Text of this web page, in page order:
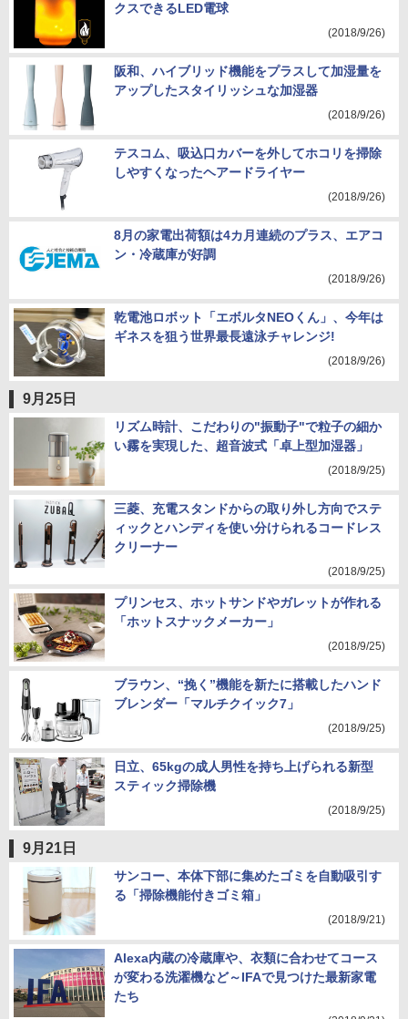
クスできるLED電球
(2018/9/26)
阪和、ハイブリッド機能をプラスして加湿量を
アップしたスタイリッシュな加湿器
(2018/9/26)
テスコム、吸込口カバーを外してホコリを掃除
しやすくなったヘアードライヤー
(2018/9/26)
8月の家電出荷額は4カ月連続のプラス、エアコ
ン・冷蔵庫が好調
(2018/9/26)
乾電池ロボット「エボルタNEOくん」、今年は
ギネスを狙う世界最長遠泳チャレンジ!
(2018/9/26)
9月25日
リズム時計、こだわりの"振動子"で粒子の細か
い霧を実現した、超音波式「卓上型加湿器」
(2018/9/25)
三菱、充電スタンドからの取り外し方向でステ
ィックとハンディを使い分けられるコードレス
クリーナー
(2018/9/25)
プリンセス、ホットサンドやガレットが作れる
「ホットスナックメーカー」
(2018/9/25)
ブラウン、“挽く”機能を新たに搭載したハンド
ブレンダー「マルチクイック7」
(2018/9/25)
日立、65kgの成人男性を持ち上げられる新型
スティック掃除機
(2018/9/25)
9月21日
サンコー、本体下部に集めたゴミを自動吸引す
る「掃除機能付きゴミ箱」
(2018/9/21)
Alexa内蔵の冷蔵庫や、衣類に合わせてコース
が変わる洗濯機など～IFAで見つけた最新家電
たち